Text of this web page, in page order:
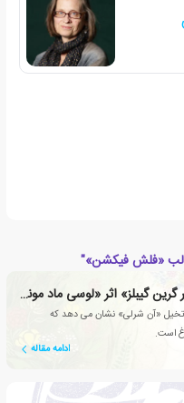
قالب «فلش فیکشن»"
نکاتی از کتاب «آن شرلی در گرین گیبلز» اثر «لوسی ماد مونتگمری»
تخیل «آن شرلی» نشان می دهد که
است.
ادامه مقاله